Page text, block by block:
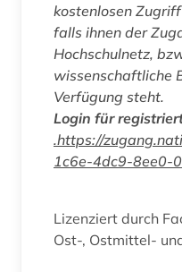
kostenlosen Zugriff
falls ihnen der
Hochschulnetz,
wissenschaftliche
Verfügung steht.
Login für
.https://
1c6e-4dc9-8ee0-
Lizenziert durch
Ost-, Ostmittel-